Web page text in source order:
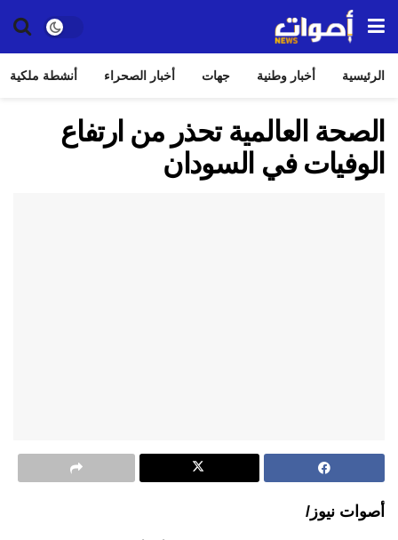
الرئيسية أخبار وطنية جهات أخبار الصحراء أنشطة ملكية
الصحة العالمية تحذر من ارتفاع
الوفيات في السودان
أصوات نيوز/